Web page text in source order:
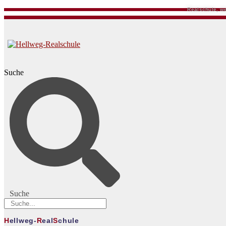
Realschule,
Suche
Suche
Hellweg-RealSchule